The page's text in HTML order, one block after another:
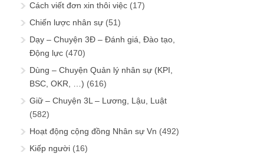
Cách viết đơn xin thôi việc (17)
Chiến lược nhân sự (51)
Dạy – Chuyện 3Đ – Đánh giá, Đào tạo,
Động lực (470)
Dùng – Chuyện Quản lý nhân sự (KPI,
BSC, OKR, …) (616)
Giữ – Chuyện 3L – Lương, Lậu, Luật
(582)
Hoạt động cộng đồng Nhân sự Vn (492)
Kiếp người (16)